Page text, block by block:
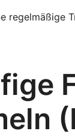
regelmäßige